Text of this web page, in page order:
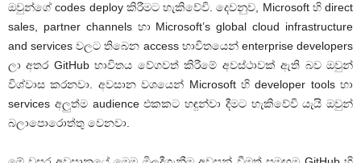
ඔවුන්ගේ codes deploy කිරීමට හැකිවේවි. දෙවනුව, Microsoft හි direct
sales, partner channels හා Microsoft’s global cloud infrastructure
and services වලට තිබෙන access භාවිතයෙන් enterprise developers
ලා අතර GitHub භාවිතය වේගවත් කිරීමේ අවස්ථාවක් ඇති බව ඔවුන්
විශ්වාස කරනවා. අවසාන වශයෙන් Microsoft හි developer tools හා
services අලුත්ම audience එකකට හඳුන්වා දීමට හැකිවේවි යැයි ඔවුන්
බලාපොරොත්තු වෙනවා.